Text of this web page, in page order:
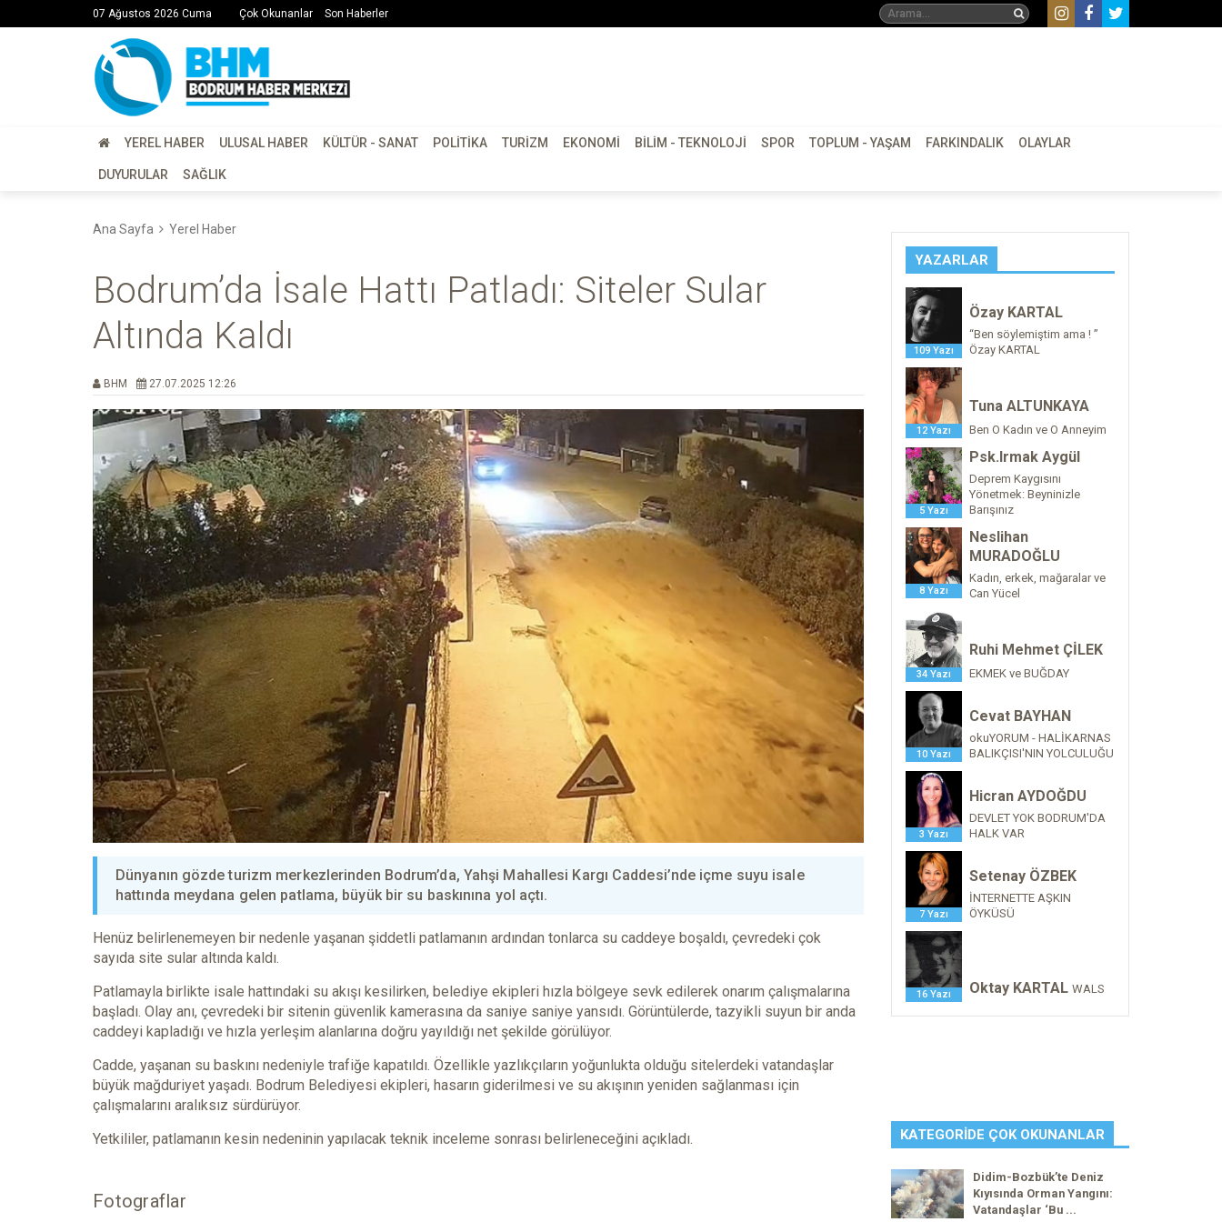
07 Ağustos 2026 Cuma Çok Okunanlar Son Haberler
YEREL HABER ULUSAL HABER KÜLTÜR - SANAT POLITIKA TURIZM EKONOMI BILIM - TEKNOLOJI SPOR TOPLUM - YAŞAM FARKINDALIK OLAYLAR
DUYURULAR SAĞLIK
Ana Sayfa Yerel Haber
Bodrum’da İsale Hattı Patladı: Siteler Sular
Altında Kaldı
BHM 27.07.2025 12:26
Dünyanın gözde turizm merkezlerinden Bodrum’da, Yahşi Mahallesi Kargı Caddesi’nde içme suyu isale
hattında meydana gelen patlama, büyük bir su baskınına yol açtı.
Henüz belirlenemeyen bir nedenle yaşanan şiddetli patlamanın ardından tonlarca su caddeye boşaldı, çevredeki çok
sayıda site sular altında kaldı.
Patlamayla birlikte isale hattındaki su akışı kesilirken, belediye ekipleri hızla bölgeye sevk edilerek onarım çalışmalarına
başladı. Olay anı, çevredeki bir sitenin güvenlik kamerasına da saniye saniye yansıdı. Görüntülerde, tazyikli suyun bir anda
caddeyi kapladığı ve hızla yerleşim alanlarına doğru yayıldığı net şekilde görülüyor.
Cadde, yaşanan su baskını nedeniyle trafiğe kapatıldı. Özellikle yazlıkçıların yoğunlukta olduğu sitelerdeki vatandaşlar
büyük mağduriyet yaşadı. Bodrum Belediyesi ekipleri, hasarın giderilmesi ve su akışının yeniden sağlanması için
çalışmalarını aralıksız sürdürüyor.
Yetkililer, patlamanın kesin nedeninin yapılacak teknik inceleme sonrası belirleneceğini açıkladı.
Fotograflar
YAZARLAR
109 Yazı
Özay KARTAL
“Ben söylemiştim ama ! ”
Özay KARTAL
12 Yazı
Tuna ALTUNKAYA
Ben O Kadın ve O Anneyim
5 Yazı
Psk.Irmak Aygül
Deprem Kaygısını
Yönetmek: Beyninizle
Barışınız
8 Yazı
Neslihan
MURADOĞLU
Kadın, erkek, mağaralar ve
Can Yücel
34 Yazı
Ruhi Mehmet ÇİLEK
EKMEK ve BUĞDAY
10 Yazı
Cevat BAYHAN
okuYORUM - HALİKARNAS
BALIKÇISI'NIN YOLCULUĞU
3 Yazı
Hicran AYDOĞDU
DEVLET YOK BODRUM'DA
HALK VAR
7 Yazı
Setenay ÖZBEK
İNTERNETTE AŞKIN
ÖYKÜSÜ
16 Yazı Oktay KARTAL WALS
KATEGORIDE ÇOK OKUNANLAR
Didim-Bozbük’te Deniz
Kıyısında Orman Yangını:
Vatandaşlar ‘Bu ...